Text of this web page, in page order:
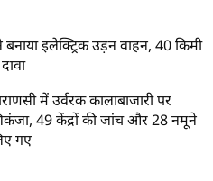
बनाया इलेक्ट्रिक उड़न वाहन, 40 किमी
में उर्वरक कालाबाजारी पर
49 केंद्रों की जांच और 28 नमूने
गए